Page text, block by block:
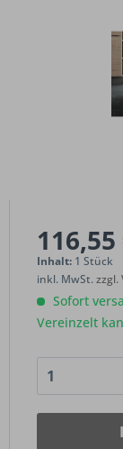
Inhalt: 1 Stück
inkl. MwSt.zzgl.
Sofort
Vereinzelt